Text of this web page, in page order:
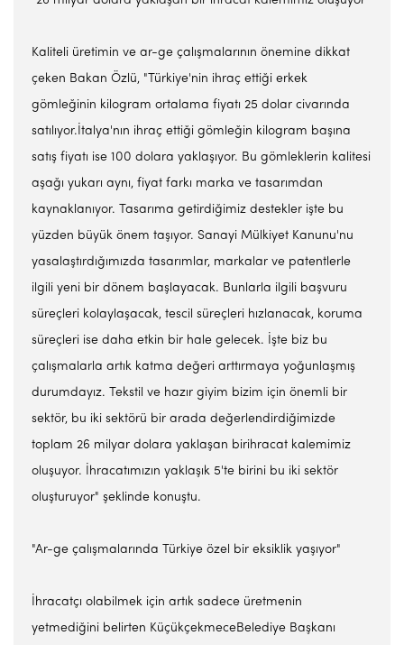
Kaliteli üretimin ve ar-ge çalışmalarının önemine dikkat
çeken Bakan Özlü, "Türkiye'nin ihraç ettiği erkek
gömleğinin kilogram ortalama fiyatı 25 dolar civarında
satılıyor.İtalya'nın ihraç ettiği gömleğin kilogram başına
satış fiyatı ise 100 dolara yaklaşıyor. Bu gömleklerin kalitesi
aşağı yukarı aynı, fiyat farkı marka ve tasarımdan
kaynaklanıyor. Tasarıma getirdiğimiz destekler işte bu
yüzden büyük önem taşıyor. Sanayi Mülkiyet Kanunu'nu
yasalaştırdığımızda tasarımlar, markalar ve patentlerle
ilgili yeni bir dönem başlayacak. Bunlarla ilgili başvuru
süreçleri kolaylaşacak, tescil süreçleri hızlanacak, koruma
süreçleri ise daha etkin bir hale gelecek. İşte biz bu
çalışmalarla artık katma değeri arttırmaya yoğunlaşmış
durumdayız. Tekstil ve hazır giyim bizim için önemli bir
sektör, bu iki sektörü bir arada değerlendirdiğimizde
toplam 26 milyar dolara yaklaşan birihracat kalemimiz
oluşuyor. İhracatımızın yaklaşık 5'te birini bu iki sektör
oluşturuyor" şeklinde konuştu.
"Ar-ge çalışmalarında Türkiye özel bir eksiklik yaşıyor"
İhracatçı olabilmek için artık sadece üretmenin
yetmediğini belirten KüçükçekmeceBelediye Başkanı